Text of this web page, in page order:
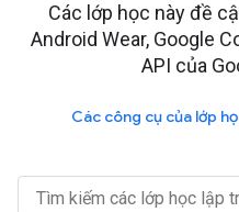
Các lớp học này đề
Android Wear, Google
API của
Các công cụ của lớp